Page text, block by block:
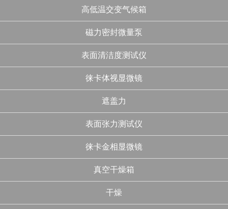
高低温交变气候箱
磁力密封微量泵
表面清洁度测试仪
徕卡体视显微镜
遮盖力
表面张力测试仪
徕卡金相显微镜
真空干燥箱
干燥